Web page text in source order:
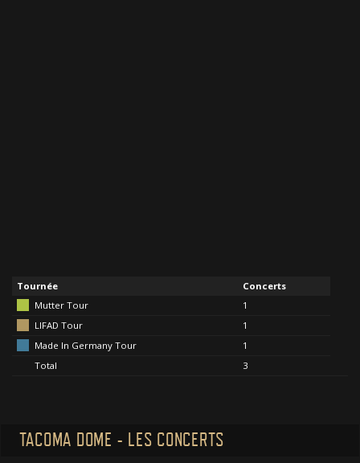
Tournée
Concerts
Mutter Tour
1
LIFAD Tour
1
Made In Germany Tour
1
Total
3
TACOMA DOME - LES CONCERTS